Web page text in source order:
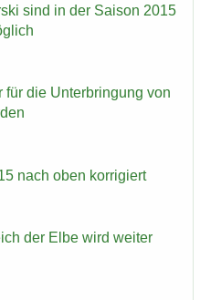
sind in der Sai­son 2015
für die Un­ter­brin­gung von
nach oben kor­ri­giert
der Elbe wird wei­ter